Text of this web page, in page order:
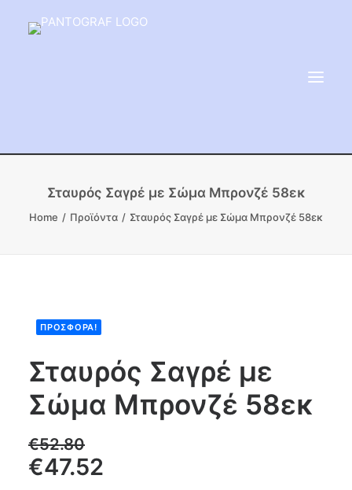
ΕΙΔΗ ΜΝΗΜΕΙΟΥ
ΑΔΑΜΑΝΤΟΦΟΡΟΙ ΔΙΣΚΟΙ
Products
search
CART
Σταυρός Σαγρέ με Σώμα Μπρονζέ 58εκ
Home Προϊόντα Σταυρός Σαγρέ με Σώμα Μπρονζέ 58εκ
ΠΡΟΣΦΟΡΆ!
Σταυρός Σαγρέ με
Σώμα Μπρονζέ 58εκ
€52.80
€47.52